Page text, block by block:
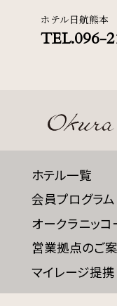
サイトマップ
サイトポリシー
特定商取引法に基づ
ホテル日航熊本
TEL.096-
ホテル一覧
会員プログラ
オークラニッ
営業拠点のご
マイレージ提